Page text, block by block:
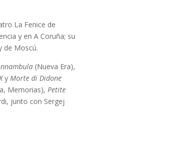
La Fenice de
y en A Coruña; su
de Moscú.
(Nueva Era),
y Morte di Didone
Memorias), Petite
junto con Sergej